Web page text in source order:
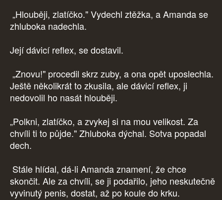
„Hlouběji, zlatíčko." Vydechl ztěžka, a Amanda se
zhluboka nadechla.
Její dávicí reflex, se dostavil.
„Znovu!" procedil skrz zuby, a ona opět uposlechla.
Ještě několikrát to zkusila, ale dávicí reflex, ji
nedovolil ho nasát hlouběji.
„Polkni, zlatíčko, a zvykej si na mou velikost. Za
chvíli ti to půjde." Zhluboka dýchal. Sotva popadal
dech.
Stále hlídal, dá-li Amanda znamení, že chce
skončit. Ale za chvíli, se ji podařilo, jeho neskutečně
vyvinutý penis, dostat, až po koule do krku.